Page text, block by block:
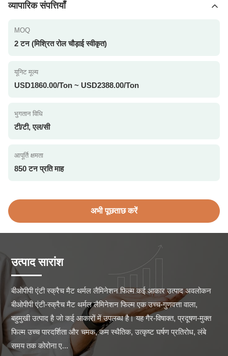
व्यापारिक संपत्तियाँ
MOQ
2 टन (मिश्रित रोल चौड़ाई स्वीकृत)
यूनिट मूल्य
USD1860.00/Ton ~ USD2388.00/Ton
भुगतान विधि
टी/टी, एल/सी
आपूर्ति क्षमता
850 टन प्रति माह
अभी पूछताछ करें
उत्पाद सारांश
बीओपीपी एंटी स्क्रैच मैट थर्मल लैमिनेशन फिल्म कई आकार उत्पाद अवलोकन
बीओपीपी एंटी-स्क्रैच मैट थर्मल लैमिनेशन फिल्म एक उच्च-गुणवत्ता वाला,
बहुमुखी उत्पाद है जो कई आकारों में उपलब्ध है। यह गैर-विषाक्त, प्रदूषण-मुक्त
फिल्म उच्च पारदर्शिता और चमक, कम स्थैतिक, उत्कृष्ट घर्षण प्रतिरोध, लंबे
समय तक कोरोना ए...